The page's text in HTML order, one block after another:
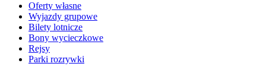
Oferty własne
Wyjazdy grupowe
Bilety lotnicze
Bony wycieczkowe
Rejsy
Parki rozrywki